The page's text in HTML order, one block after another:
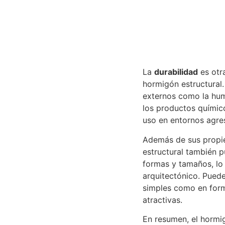
La durabilidad es
hormigón
externos como la
los productos
uso en entornos
Además de sus
estructural también
formas y tamaños,
arquitectónico.
simples como en
atractivas.
En resumen, el